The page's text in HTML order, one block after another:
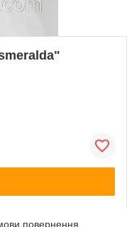
повернення